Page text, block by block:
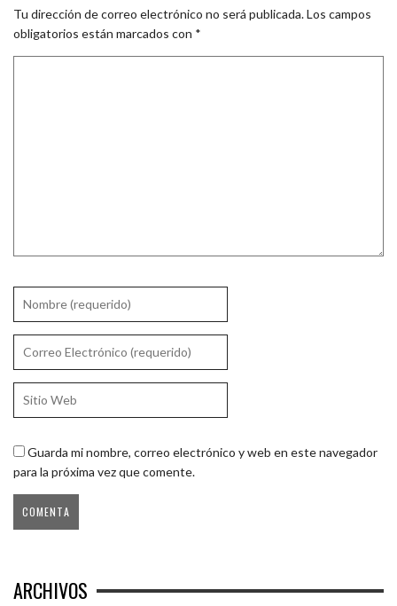
Tu dirección de correo electrónico no será publicada.Los campos
obligatorios están marcados con *
Guarda mi nombre, correo electrónico y web en este navegador
para la próxima vez que comente.
ARCHIVOS